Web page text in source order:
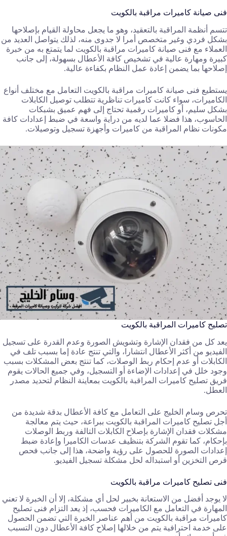
فنى صيانة كاميرات مراقبة بالكويت
تتسم أنظمة المراقبة بالتعقيد، وهو ما يجعل محاولة القيام بإصلاحها
بشكل فردي وغير متخصص أمرا لا جدوى منه، لذلك يتواصل العديد من
العملاء مع فنى صيانة كاميرات مراقبة بالكويت لما يتمتع به من خبرة
كبيرة ومهارة عالية في تشخيص كافة الأعطال بسهولة، إلى جانب
إصلاحها بما يضمن إعادة عمل النظام بكفاءة عالية.
يستطيع فنى صيانة كاميرات مراقبة بالكويت التعامل مع مختلف أنواع
الكاميرات، سواء كانت كاميرات تناظرية تتطلب توصيل الكابلات
بشكل سليم، أو كاميرات رقمية تحتاج إلى فهم عميق بشبكات
الحاسوب، هذا فضلا عما لديه من دراية واسعة في ضبط إعدادات كافة
مكونات نظام المراقبة من كاميرات وأجهزة تسجيل وتوصيلات.
تصليح كاميرات المراقبة بالكويت
يعد كل من فقدان الإشارة وتشويش الصورة وعدم القدرة على تسجيل
الفيديو من أكثر الأعطال انتشارا، والتي تنتج عادة إما بسبب تلف في
الكابلات أو عدم إحكام ربط الوصلات، كما تنتج بعض المشكلات بسبب
وجود خلل في إعدادات الإضاءة أو التسجيل، وفي جميع الحالات يقوم
فريق تصليح كاميرات المراقبة بالكويت بمعاينة النظام لتحديد مصدر
العطل.
تحرص وسام الخليج على التعامل مع كافة الأعطال بدقة شديدة من
أجل تصليح كاميرات المراقبة بالكويت ببراعة، حيث يتم معالجة
مشكلات فقدان الإشارة بإصلاح الكابلات التالفة وربط الوصلات
بإحكام، كما تقوم الشركة بتنظيف عدسات الكاميرا وإعادة ضبط
إعدادات الصورة للحصول على رؤية واضحة، هذا إلى جانب فحص
قرص التخزين أو استبداله لحل مشكلة تسجيل الفيديو.
فنى تصليح كاميرات مراقبة بالكويت
لا يوجد أفضل من الاستعانة بخبير لحل أي مشكلة، إلا أن الخبرة لا تعني
المهارة في التعامل مع الكاميرات فحسب، إذ يعد التزام فنى تصليح
كاميرات مراقبة بالكويت من أهم عناصر الخبرة التي تضمن الحصول
على خدمة احترافية يتم من خلالها إصلاح كافة الأعطال دون التسبب